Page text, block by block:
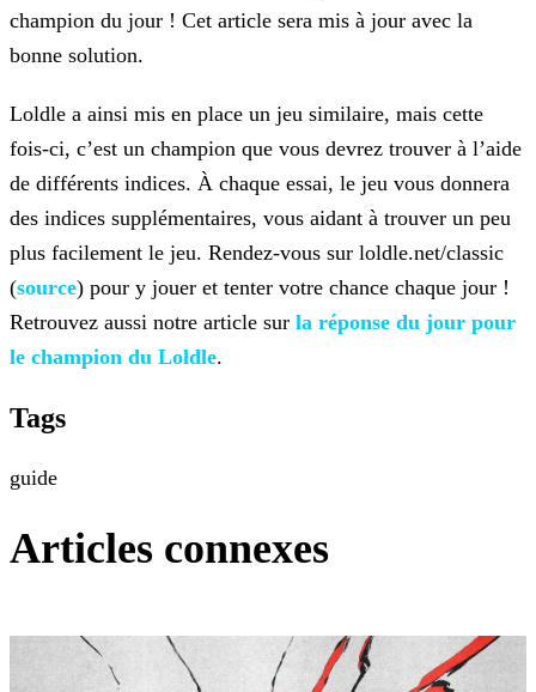
champion du jour ! Cet article sera mis à jour avec la
bonne solution.
Loldle a ainsi mis en place un jeu similaire, mais cette
fois-ci, c’est un champion que vous devrez trouver à l’aide
de différents indices. À chaque essai, le jeu vous donnera
des indices supplémentaires, vous aidant à trouver un peu
plus facilement le jeu. Rendez-vous sur loldle.net/classic
(source) pour y jouer et tenter votre chance chaque jour !
Retrouvez aussi notre article sur la réponse du jour pour
le champion du Loldle.
Tags
guide
Articles connexes